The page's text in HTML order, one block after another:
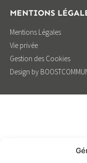
MENTIONS
Mentions Légales
Vie privée
Gestion des Cookies
Design by